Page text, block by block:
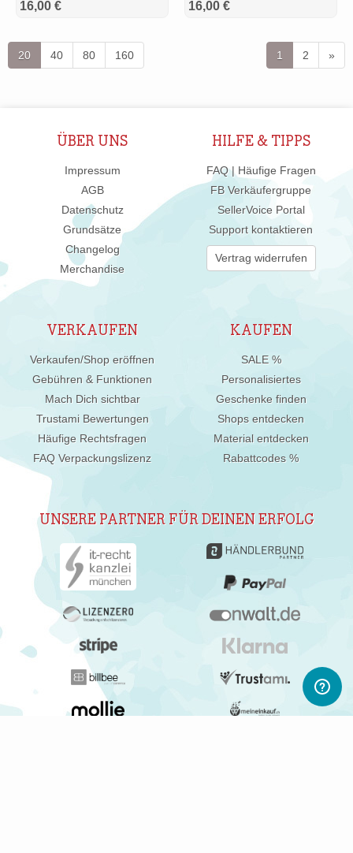
16,00 € 16,00 €
20 40 80 160 1 2 »
ÜBER UNS
Impressum
AGB
Datenschutz
Grundsätze
Changelog
Merchandise
HILFE & TIPPS
FAQ | Häufige Fragen
FB Verkäufergruppe
SellerVoice Portal
Support kontaktieren
Vertrag widerrufen
VERKAUFEN
Verkaufen/Shop eröffnen
Gebühren & Funktionen
Mach Dich sichtbar
Trustami Bewertungen
Häufige Rechtsfragen
FAQ Verpackungslizenz
KAUFEN
SALE %
Personalisiertes
Geschenke finden
Shops entdecken
Material entdecken
Rabattcodes %
UNSERE PARTNER FÜR DEINEN ERFOLG